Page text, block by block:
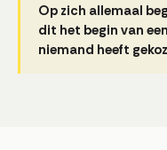
Op zich allemaal
dit het begin van
niemand heeft